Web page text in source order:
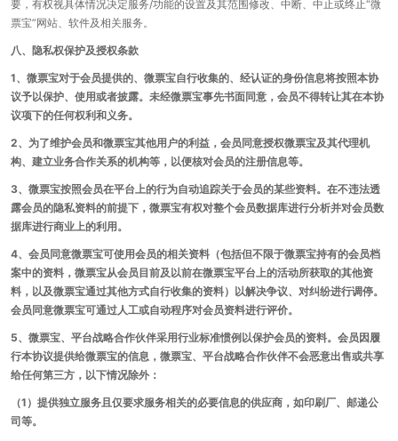
要，有权视具体情况决定服务/功能的设置及其范围修改、中断、中止或终止“微
票宝”网站、软件及相关服务。
八、隐私权保护及授权条款
1、微票宝对于会员提供的、微票宝自行收集的、经认证的身份信息将按照本协
议予以保护、使用或者披露。未经微票宝事先书面同意，会员不得转让其在本协
议项下的任何权利和义务。
2、为了维护会员和微票宝其他用户的利益，会员同意授权微票宝及其代理机
构、建立业务合作关系的机构等，以便核对会员的注册信息等。
3、微票宝按照会员在平台上的行为自动追踪关于会员的某些资料。在不违法透
露会员的隐私资料的前提下，微票宝有权对整个会员数据库进行分析并对会员数
据库进行商业上的利用。
4、会员同意微票宝可使用会员的相关资料（包括但不限于微票宝持有的会员档
案中的资料，微票宝从会员目前及以前在微票宝平台上的活动所获取的其他资
料，以及微票宝通过其他方式自行收集的资料）以解决争议、对纠纷进行调停。
会员同意微票宝可通过人工或自动程序对会员资料进行评价。
5、微票宝、平台战略合作伙伴采用行业标准惯例以保护会员的资料。会员因履
行本协议提供给微票宝的信息，微票宝、平台战略合作伙伴不会恶意出售或共享
给任何第三方，以下情况除外：
（1）提供独立服务且仅要求服务相关的必要信息的供应商，如印刷厂、邮递公
司等。